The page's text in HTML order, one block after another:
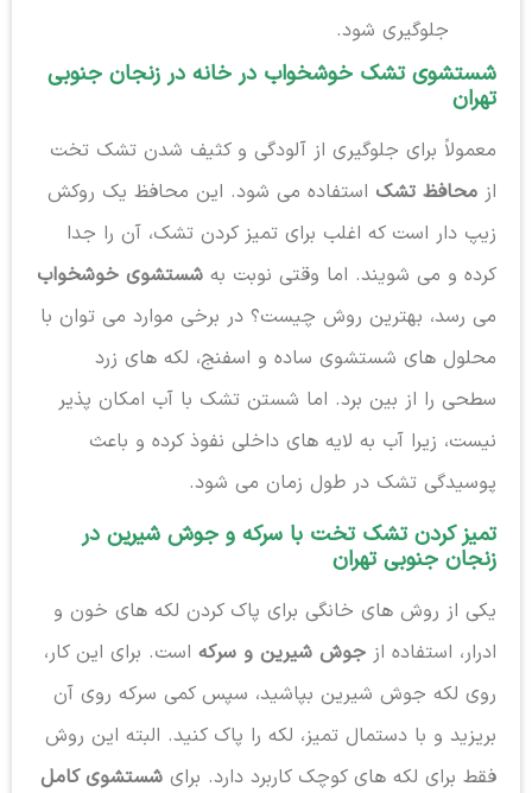
جلوگیری شود.
شستشوی تشک خوشخواب در خانه در زنجان جنوبی
تهران
معمولاً برای جلوگیری از آلودگی و کثیف شدن تشک تخت
از محافظ تشکاستفاده می شود. این محافظ یک روکش
زیپ دار است که اغلب برای تمیز کردن تشک، آن را جدا
کرده و می شویند. اما وقتی نوبت به شستشوی خوشخواب
می رسد، بهترین روش چیست؟ در برخی موارد می توان با
محلول های شستشوی ساده و اسفنج، لکه های زرد
سطحی را از بین برد. اما شستن تشک با آب امکان پذیر
نیست، زیرا آب به لایه های داخلی نفوذ کرده و باعث
پوسیدگی تشک در طول زمان می شود.
تمیز کردن تشک تخت با سرکه و جوش شیرین در
زنجان جنوبی تهران
یکی از روش های خانگی برای پاک کردن لکه های خون و
ادرار، استفاده از جوش شیرین و سرکهاست. برای این کار،
روی لکه جوش شیرین بپاشید، سپس کمی سرکه روی آن
بریزید و با دستمال تمیز، لکه را پاک کنید. البته این روش
فقط برای لکه های کوچک کاربرد دارد. برای شستشوی کامل